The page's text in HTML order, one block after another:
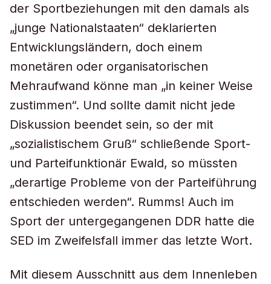
der Sportbeziehungen mit den damals als
„junge Nationalstaaten“ deklarierten
Entwicklungsländern, doch einem
monetären oder organisatorischen
Mehraufwand könne man „in keiner Weise
zustimmen“. Und sollte damit nicht jede
Diskussion beendet sein, so der mit
„sozialistischem Gruß“ schließende Sport-
und Parteifunktionär Ewald, so müssten
„derartige Probleme von der Parteiführung
entschieden werden“. Rumms! Auch im
Sport der untergegangenen DDR hatte die
SED im Zweifelsfall immer das letzte Wort.
Mit diesem Ausschnitt aus dem Innenleben